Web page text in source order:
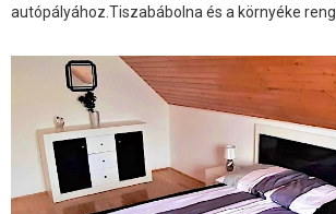
autópályához.Tiszabábolna és a környéke renge